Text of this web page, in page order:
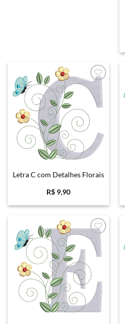
Favoritar
Letra C com Detalhes Florais
R$ 9,90
Favoritar